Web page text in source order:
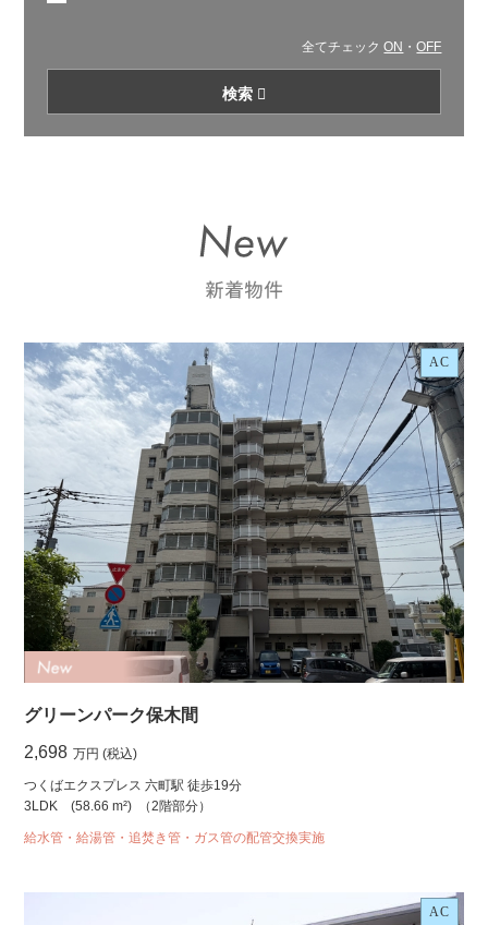
全てチェックON ・OFF
AC
グリーンパーク保木間
2,698 万円 (税込)
つくばエクスプレス 六町駅 徒歩19分
3LDK
(58.66 m²) （2階部分）
給水管・給湯管・追焚き管・ガス管の配管交換実施
AC